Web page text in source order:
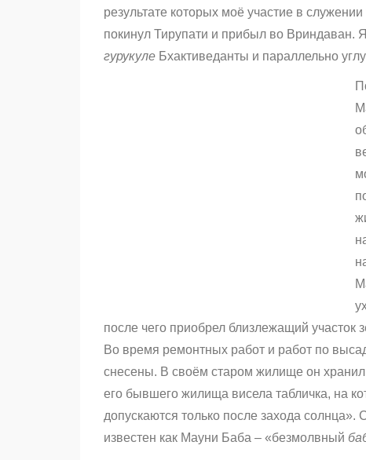
результате которых моё участие в
покинул Тирупати и прибыл во Вриндаван.
гурукуле Бхактиведанты и параллельно
после чего приобрел близлежащий участок
Во время ремонтных работ и работ по
снесены. В своём старом жилище он
его бывшего жилища висела табличка, на
допускаются только после захода
известен как Мауни Баба – «безмолвный